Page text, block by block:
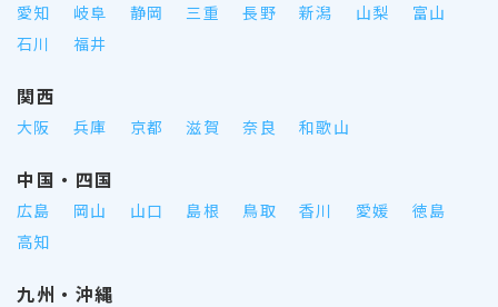
愛知 岐阜 静岡 三重 長野 新潟 山梨
富山
石川
福井
関西
大阪 兵庫 京都 滋賀 奈良 和歌山
中国・四国
広島 岡山 山口 島根 鳥取 香川 愛媛
徳島
高知
九州・沖縄